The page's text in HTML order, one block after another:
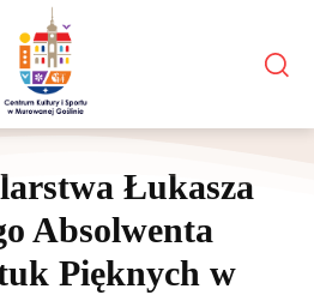
Łukasza
Absolwenta
Pięknych w